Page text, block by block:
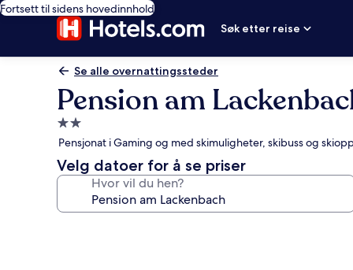
Fortsett til sidens hovedinnhold
Søk etter reise
Se alle overnattingssteder
Pension am
Overnattingssted
med
2.0
stjerner
Pensjonat i Gaming og med skimuligheter, skibuss og
Velg datoer for å se priser
Hvor vil du hen?